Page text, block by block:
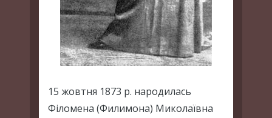
15 жовтня 1873 р. народилась
Філомена (Филимона) Миколаївна